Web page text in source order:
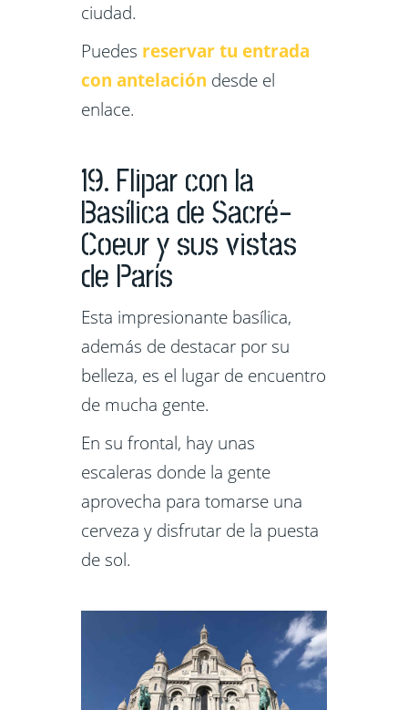
ciudad.
Puedes reservar tu entrada
con antelación desde el
enlace.
19. Flipar con la
Basílica de Sacré-
Coeur y sus vistas
de París
Esta impresionante basílica,
además de destacar por su
belleza, es el lugar de encuentro
de mucha gente.
En su frontal, hay unas
escaleras donde la gente
aprovecha para tomarse una
cerveza y disfrutar de la puesta
de sol.